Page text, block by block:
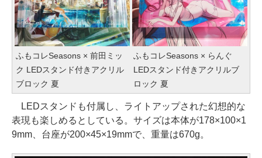
ふもコレSeasons × 前田ミッ
ク LEDスタンド付きアクリル
ブロック 夏
ふもコレSeasons × らんぐ
LEDスタンド付きアクリルブ
ロック 夏
LEDスタンドも付属し、ライトアップされた幻想的な
表現も楽しめるとしている。サイズは本体が178×100×1
9mm、台座が200×45×19mmで、重量は670g。